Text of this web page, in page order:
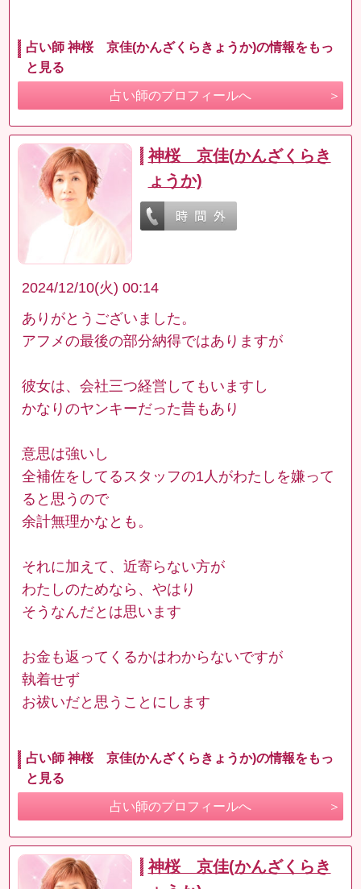
占い師 神桜 京佳(かんざくらきょうか)の情報をもっ
と見る
占い師のプロフィールへ
神桜 京佳(かんざくらき
ょうか)
2024/12/10(火) 00:14
ありがとうございました。
アフメの最後の部分納得ではありますが
彼女は、会社三つ経営してもいますし
かなりのヤンキーだった昔もあり
意思は強いし
全補佐をしてるスタッフの1人がわたしを嫌って
ると思うので
余計無理かなとも。
それに加えて、近寄らない方が
わたしのためなら、やはり
そうなんだとは思います
お金も返ってくるかはわからないですが
執着せず
お祓いだと思うことにします
占い師 神桜 京佳(かんざくらきょうか)の情報をもっ
と見る
占い師のプロフィールへ
神桜 京佳(かんざくらき